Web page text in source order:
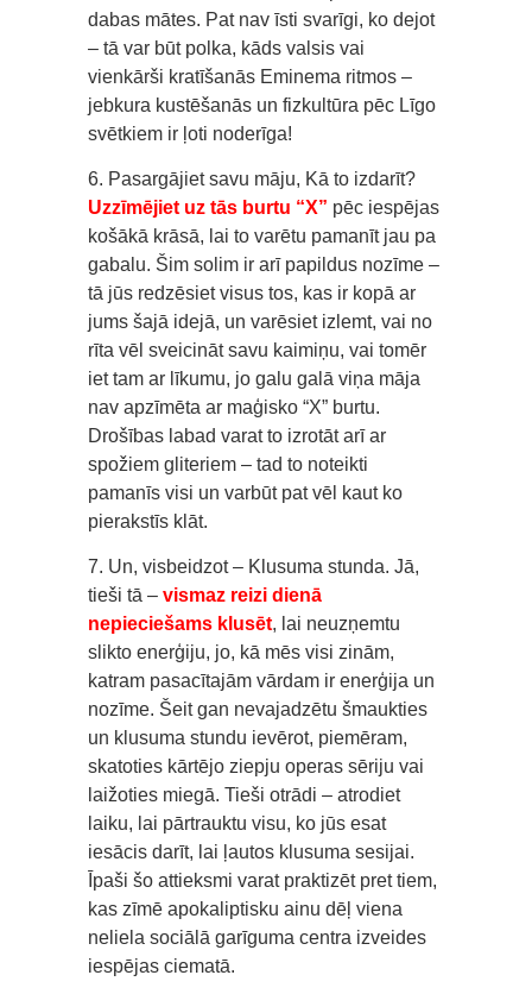
dabas mātes. Pat nav īsti svarīgi, ko dejot
– tā var būt polka, kāds valsis vai
vienkārši kratīšanās Eminema ritmos –
jebkura kustēšanās un fizkultūra pēc Līgo
svētkiem ir ļoti noderīga!
6. Pasargājiet savu māju, Kā to izdarīt?
Uzzīmējiet uz tās burtu “X” pēc iespējas
košākā krāsā, lai to varētu pamanīt jau pa
gabalu. Šim solim ir arī papildus nozīme –
tā jūs redzēsiet visus tos, kas ir kopā ar
jums šajā idejā, un varēsiet izlemt, vai no
rīta vēl sveicināt savu kaimiņu, vai tomēr
iet tam ar līkumu, jo galu galā viņa māja
nav apzīmēta ar maģisko “X” burtu.
Drošības labad varat to izrotāt arī ar
spožiem gliteriem – tad to noteikti
pamanīs visi un varbūt pat vēl kaut ko
pierakstīs klāt.
7. Un, visbeidzot – Klusuma stunda. Jā,
tieši tā – vismaz reizi dienā
nepieciešams klusēt, lai neuzņemtu
slikto enerģiju, jo, kā mēs visi zinām,
katram pasacītajām vārdam ir enerģija un
nozīme. Šeit gan nevajadzētu šmaukties
un klusuma stundu ievērot, piemēram,
skatoties kārtējo ziepju operas sēriju vai
laižoties miegā. Tieši otrādi – atrodiet
laiku, lai pārtrauktu visu, ko jūs esat
iesācis darīt, lai ļautos klusuma sesijai.
Īpaši šo attieksmi varat praktizēt pret tiem,
kas zīmē apokaliptisku ainu dēļ viena
neliela sociālā garīguma centra izveides
iespējas ciematā.